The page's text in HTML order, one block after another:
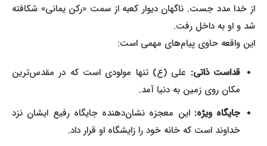
از خدا مدد جست. ناگهان دیوار کعبه از سمت «رکن یمانی» شکافته
شد و او به داخل رفت.
این واقعه حاوی پیام‌های مهمی است:
قداست ذاتی:علی (ع) تنها مولودی است که در مقدس‌ترین
مکان روی زمین به دنیا آمد.
جایگاه ویژه:این معجزه نشان‌دهنده جایگاه رفیع ایشان نزد
خداوند است که خانه خود را زایشگاه او قرار داد.